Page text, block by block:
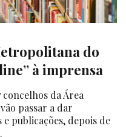
do
à imprensa
concelhos da Área
passar a dar
publicações, depois de